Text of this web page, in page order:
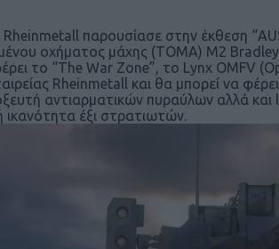
παρουσίασε στην έκθεση
οχήματος μάχης (ΤΟΜΑ) M2 Bradley
το “The War Zone”, το Lynx OMFV
Rheinmetall και θα μπορεί να
αντιαρματικών πυραύλων αλλά
ικανότητα έξι στρατιωτών.